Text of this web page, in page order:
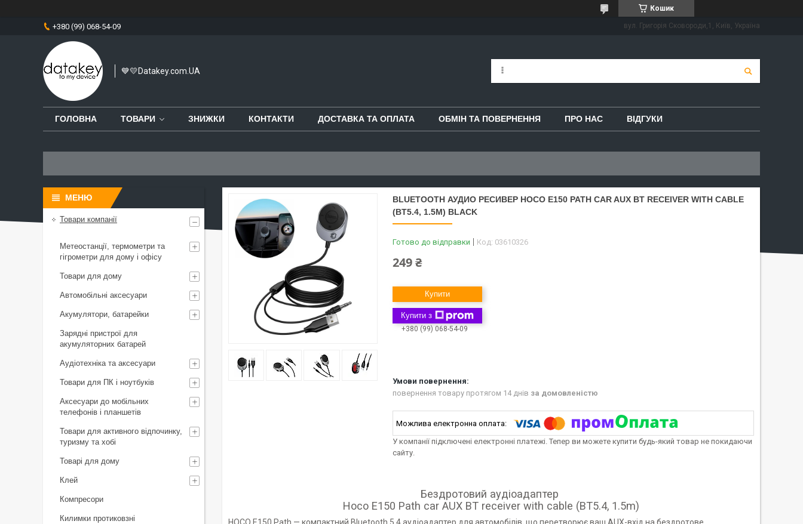
Кошик
+380 (99) 068-54-09 вул. Григорія Сковороди,1, Київ, Україна
💙💛Datakey.com.UA
ГОЛОВНА ТОВАРИ ЗНИЖКИ КОНТАКТИ ДОСТАВКА ТА ОПЛАТА ОБМІН ТА ПОВЕРНЕННЯ ПРО НАС ВІДГУКИ
BLUETOOTH АУДИО РЕСИВЕР HOCO E150 PATH CAR AUX BT RECEIVER WITH CABLE
(BT5.4, 1.5M) BLACK
Готово до відправки Код: 03610326
249 ₴
Купити
Купити з
+380 (99) 068-54-09
повернення товару протягом 14 днів за домовленістю
У компанії підключені електронні платежі. Тепер ви можете купити будь-який товар не покидаючи
сайту.
Бездротовий аудіоадаптер
Hoco E150 Path car AUX BT receiver with cable (BT5.4, 1.5m)
Товари компанії
Метеостанції, термометри та
гігрометри для дому і офісу
Товари для дому
Автомобільні аксесуари
Акумулятори, батарейки
Зарядні пристрої для
акумуляторних батарей
Аудіотехніка та аксесуари
Товари для ПК і ноутбуків
Аксесуари до мобільних
телефонів і планшетів
Товари для активного відпочинку,
туризму та хобі
Товарі для дому
Клей
Компресори
Килимки протиковзні